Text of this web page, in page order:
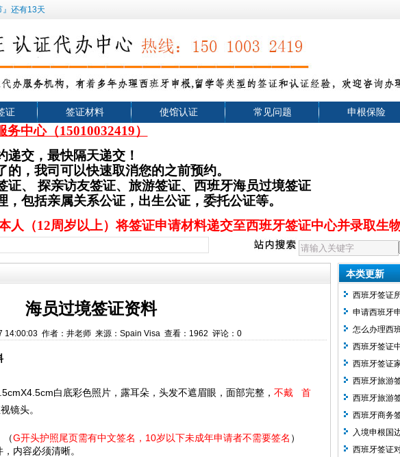
』还有13天
证 签证材料 使馆认证 常见问题 申根保险
务中心（15010032419）
递交，最快隔天递交！
，我司可以快速取消您的之前预约。
证、 探亲访友签证、旅游签证、西班牙海员过境签证
包括亲属关系公证，出生公证，委托公证等。
人（12周岁以上）将签证申请材料递交至西班牙签证中心并录取生
海员过境签证资料
14:00:03 作者：井老师 来源：Spain Visa 查看：1962 评论：0
白底彩色照片，露耳朵，头发不遮眉眼，面部完整， 不戴 首
镜头。
（G开头护照尾页需有中文签名， 10岁以下未成年申请者不需要签名 ）
内容必须清晰。
本类更新
西班牙签证
申请西班牙
料，10 工作
怎么办理西
需要注意哪
西班牙签证
西班牙签证
西班牙旅游
西班牙旅游
西班牙商务
入境申根国
西班牙签证